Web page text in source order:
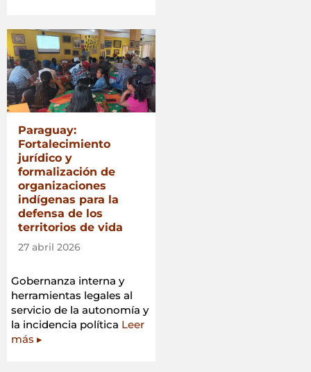
Paraguay:
Fortalecimiento
jurídico y
formalización de
organizaciones
indígenas para la
defensa de los
territorios de vida
27 abril 2026
Gobernanza interna y
herramientas legales al
servicio de la autonomía y
la incidencia política Leer
más ▸